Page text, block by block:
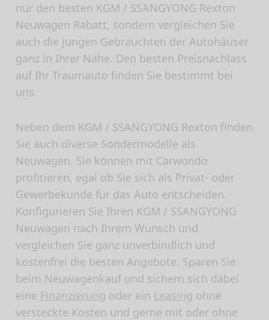
nur den besten KGM / SSANGYONG Rexton
Neuwagen Rabatt, sondern vergleichen Sie
auch die jungen Gebrauchten der Autohäuser
ganz in Ihrer Nähe. Den besten Preisnachlass
auf Ihr Traumauto finden Sie bestimmt bei
uns.
Neben dem KGM / SSANGYONG Rexton finden
Sie auch diverse Sondermodelle als
Neuwagen. Sie können mit Carwondo
profitieren, egal ob Sie sich als Privat- oder
Gewerbekunde für das Auto entscheiden.
Konfigurieren Sie Ihren KGM / SSANGYONG
Neuwagen nach Ihrem Wunsch und
vergleichen Sie ganz unverbindlich und
kostenfrei die besten Angebote. Sparen Sie
beim Neuwagenkauf und sichern sich dabei
eine Finanzierung oder ein Leasing ohne
versteckte Kosten und gerne mit oder ohne